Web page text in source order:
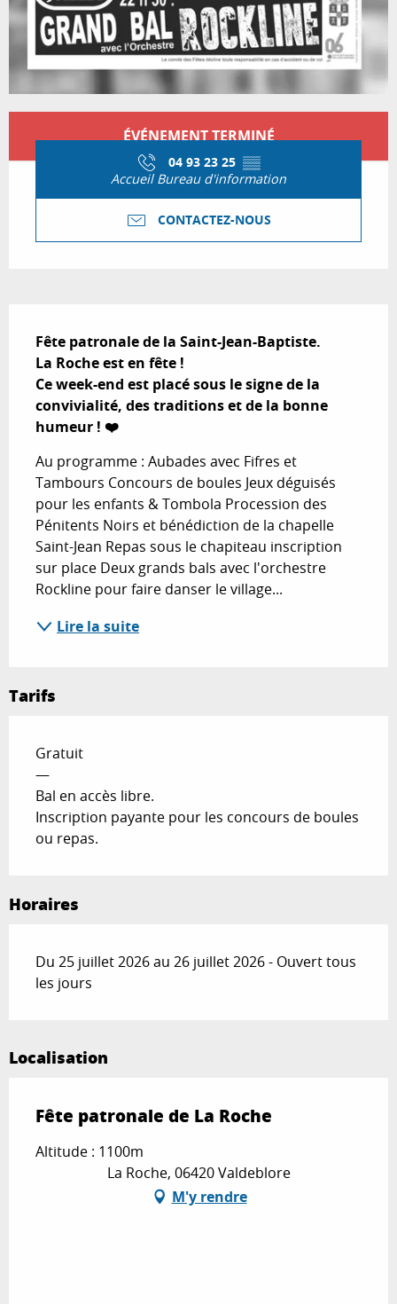
Ouverture et coordonnées
ÉVÉNEMENT TERMINÉ
04 93 23 25 ▒▒
Accueil Bureau d'information
CONTACTEZ-NOUS
Fête patronale de la Saint-Jean-Baptiste.
La Roche est en fête !
Ce week-end est placé sous le signe de la
convivialité, des traditions et de la bonne
humeur ! ❤️
Au programme : Aubades avec Fifres et
Tambours Concours de boules Jeux déguisés
pour les enfants & Tombola Procession des
Pénitents Noirs et bénédiction de la chapelle
Saint-Jean Repas sous le chapiteau inscription
sur place Deux grands bals avec l'orchestre
Rockline pour faire danser le village...
Lire la suite
Tarifs
Gratuit
—
Bal en accès libre.
Inscription payante pour les concours de boules
ou repas.
Horaires
Du 25 juillet 2026 au 26 juillet 2026 - Ouvert tous
les jours
Localisation
Fête patronale de La Roche
Altitude : 1100m
La Roche, 06420 Valdeblore
M'y rendre